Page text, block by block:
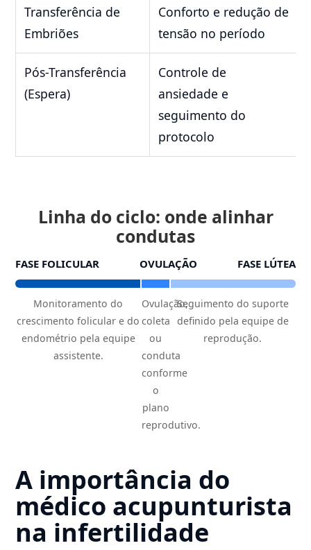
Transferência de
Embriões
Conforto e redução de
tensão no período
Pós-Transferência
(Espera)
Controle de
ansiedade e
seguimento do
protocolo
Linha do ciclo: onde alinhar
condutas
FASE FOLICULAR OVULAÇÃO FASE LÚTEA
Monitoramento do
crescimento folicular e do
endométrio pela equipe
assistente.
Ovulação,
coleta
ou
conduta
conforme
o
plano
reprodutivo.
Seguimento do suporte
definido pela equipe de
reprodução.
A importância do
médico acupunturista
na infertilidade